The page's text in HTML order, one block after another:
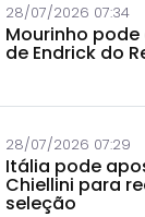
28/07/2026 07:34
Mourinho
de Endrick do
28/07/2026 07:29
Itália pode
Chiellini para
seleção